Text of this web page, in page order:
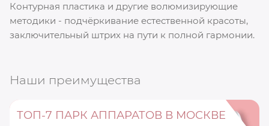
Контурная пластика и другие волюмизирующие
методики - подчёркивание естественной красоты,
заключительный штрих на пути к полной гармонии.
Наши преимущества
ТОП-7 ПАРК АППАРАТОВ В МОСКВЕ